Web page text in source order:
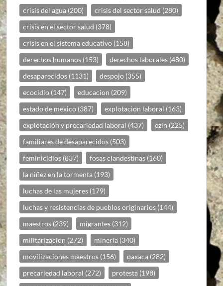
crisis del agua (200) crisis del sector salud (280)
crisis en el sector salud (378)
crisis en el sistema educativo (158)
derechos humanos (153) derechos laborales (480)
desaparecidos (1131) despojo (355)
ecocidio (147) educacion (209)
estado de mexico (387) explotacion laboral (163)
explotación y precariedad laboral (437) ezln (225)
familiares de desaparecidos (503)
feminicidios (837) fosas clandestinas (160)
la niñez en la tormenta (193)
luchas de las mujeres (179)
luchas y resistencias de pueblos originarios (144)
maestros (239) migrantes (312)
militarizacion (272) mineria (340)
movilizaciones maestros (156) oaxaca (282)
precariedad laboral (272) protesta (198)